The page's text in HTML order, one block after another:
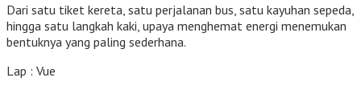
Dari satu tiket kereta, satu perjalanan bus, satu kayuhan sepeda,
hingga satu langkah kaki, upaya menghemat energi menemukan
bentuknya yang paling sederhana.
Lap : Vue